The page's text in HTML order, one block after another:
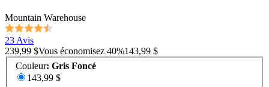
Mountain Warehouse
23 Avis
239,99 $Vous économisez 40%143,99 $
Couleur: Gris Foncé
143,99 $